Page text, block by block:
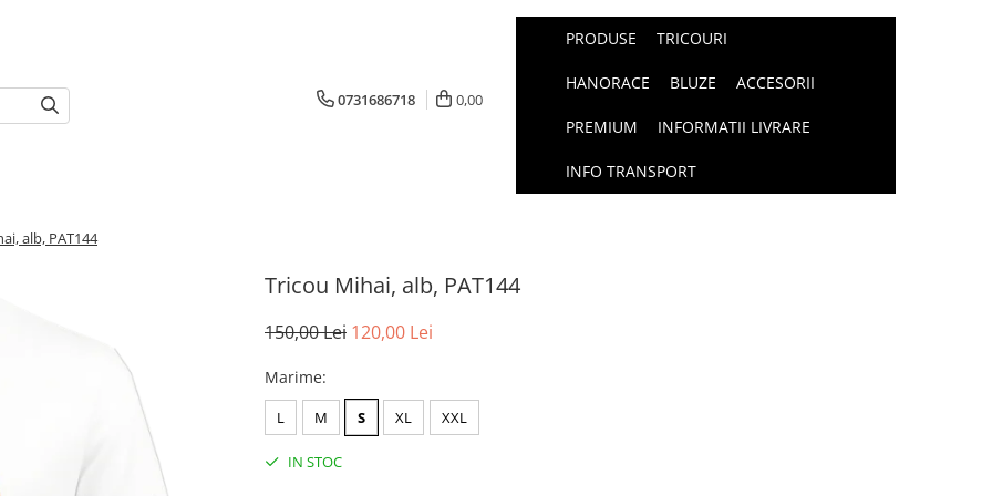
0731686718 0,00
PRODUSE TRICOURI
HANORACE BLUZE ACCESORII
PREMIUM INFORMATII LIVRARE
INFO TRANSPORT
alb, PAT144
Tricou Mihai, alb, PAT144
150,00 Lei 120,00 Lei
Marime:
L M S XL XXL
IN STOC